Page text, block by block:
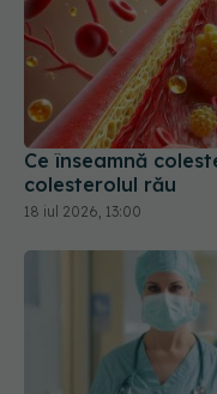
Ce înseamnă
colesterolul rău
18 iul 2026, 13:00